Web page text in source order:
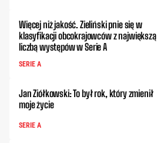
Więcej niż jakość. Zieliński pnie się w
klasyfikacji obcokrajowców z największą
liczbą występów w Serie A
SERIE A
Jan Ziółkowski: To był rok, który zmienił
moje życie
SERIE A